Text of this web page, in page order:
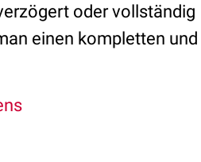
oder vollständig
einen kompletten und